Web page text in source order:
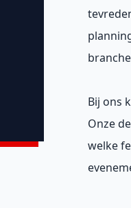
Bij ons
Onze
welke